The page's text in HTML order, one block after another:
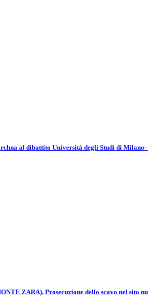
al dibattito Università degli Studi di
ZARA). Prosecuzione dello scavo nel sito